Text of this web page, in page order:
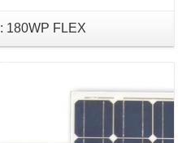
180WP FLEX